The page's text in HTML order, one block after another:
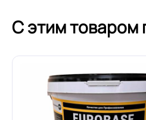
Допуск изменения толщин
С этим товаром